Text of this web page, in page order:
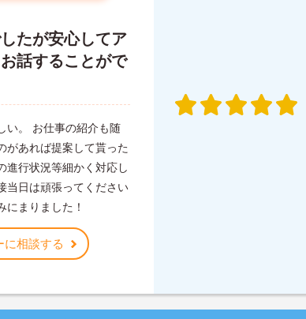
たが安心してア
話することがで
い。 お仕事の紹介も随
があれば提案して貰った
進行状況等細かく対応し
当日は頑張ってください
にまりました！
に相談する